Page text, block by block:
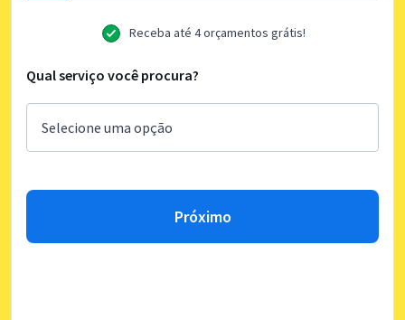
Receba até 4 orçamentos grátis!
Qual serviço você procura?
Próximo